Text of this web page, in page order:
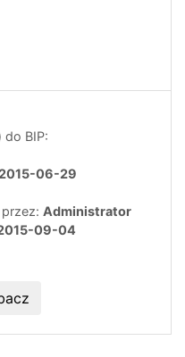
do BIP:
06-29
Administrator
09-04